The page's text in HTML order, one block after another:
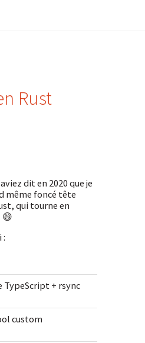
Rust
dit en 2020 que je
même foncé tête
qui tourne en
😄
:
+ rsync
custom